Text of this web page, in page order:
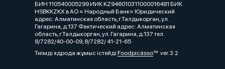
БИН 110540005299 ИИК KZ946010311000016481 БИК
HSBKKZKX в АО « Народный Банк» Юридический
адрес: Алматинская область, г.Талдыкорган, ул.
Гагарина, д.137 Фактический адрес: Алматинская
область, г.Талдыкорган, ул. Гагарина, д.137 тел.
8/7282/40-00-09, 8/7282/ 41-21-65
Тиімді ядрода жұмыс істейді Foodpicássover. 3.2